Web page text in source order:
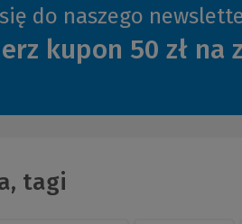
do naszego
kupon 50 zł na
tagi